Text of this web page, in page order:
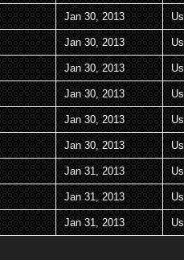
Jan 30, 2013
Jan 30, 2013
Jan 30, 2013
Jan 30, 2013
Jan 30, 2013
Jan 30, 2013
Jan 31, 2013
Jan 31, 2013
Jan 31, 2013